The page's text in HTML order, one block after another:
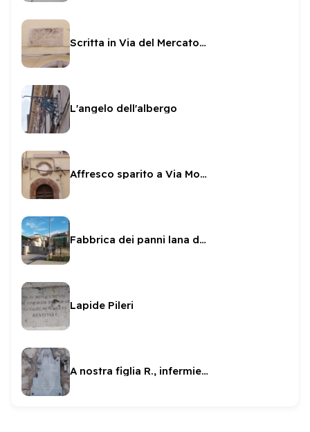
Scritta in Via del Mercato 17
L'angelo dell'albergo
Affresco sparito a Via Monterone
Fabbrica dei panni lana del Conte Pianciani
Lapide Pileri
A nostra figlia R., infermiera